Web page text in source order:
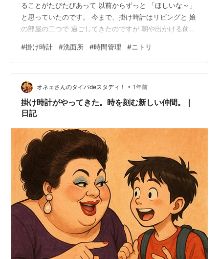
ることがたびたびあって 以前からずっと 「ほしいな～」
と思っていたのです。 今まで、掛け時計はリビングと 娘
の部屋の二つで 過ごしてきたのですが 朝や出かける前、
たり、 トイレにのんびり入ってしまったり・・ 出かける
直前に いつもバタバタと慌ただしくしていて 何か解決策
はないものか・・？！ と思っていました。 洗面所に掛け
時計をつけたら、 出かける前に時間がわかって 便利そ
う、と思い ちょうどいい掛け時計を探していました。 条
件は …
#掛け時計 #洗面所 #時間管理 #ニトリ
オネェさんのタイパdeスタディ！ • 1年前
掛け時計がやってきた。時を刻む新しい仲間。｜
日記